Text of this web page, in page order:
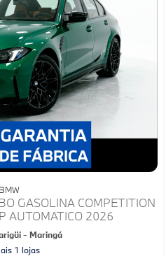
BMW
GASOLINA COMPETITION
AUTOMATICO 2026
- Maringá
1 lojas